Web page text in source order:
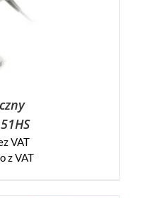
VAT
z VAT